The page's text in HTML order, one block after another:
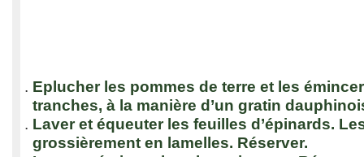
Eplucher les pommes de terre et les
tranches, à la manière d’un gratin
Laver et équeuter les feuilles d’épinards.
grossièrement en lamelles. Réserver.